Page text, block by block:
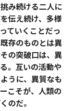
み続ける二人に
伝え続け、多様
ていくことだっ
存のものとは異
の突破口は、異
。互いの活動や
うに、異質なも
こそが、人類の
のだ。